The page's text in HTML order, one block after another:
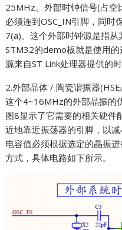
25MHz。外部时钟信号(占空
必须连到OSC_IN引脚，同时
7(a)。这个外部时钟源是指从
STM32的demo板就是使用
源来自ST Link处理器提供的时
2.外部晶体 / 陶瓷谐振器
这个4~16MHz的外部晶振的
图8显示了它需要的相关硬件
近地靠近振荡器的引脚，以
电容值必须根据选定的晶振
方式，具体电路如下所示。